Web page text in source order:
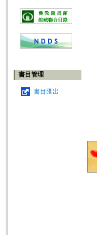
書目管理
書目匯出